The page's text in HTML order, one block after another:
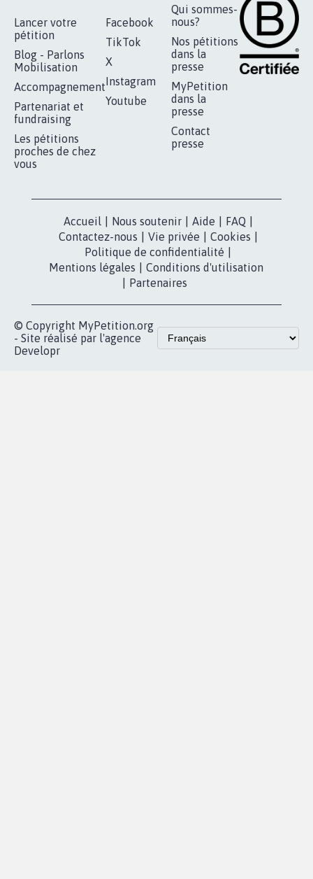
Lancer votre
pétition
Blog - Parlons
Mobilisation
Accompagnement
Partenariat et
fundraising
Les pétitions
proches de chez
vous
Facebook
TikTok
X
Instagram
Youtube
Qui sommes-
nous?
Nos pétitions
dans la
presse
MyPetition
dans la
presse
Contact
presse
Accueil Nous soutenir Aide FAQ
Contactez-nous
Vie privée Cookies
Politique de confidentialité
Mentions légales
Conditions d'utilisation
Partenaires
© Copyright MyPetition.org
- Site réalisé par l'agence
Developr